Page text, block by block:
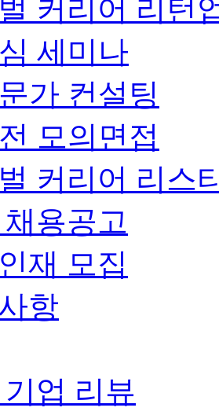
커리어 리턴
세미나
가 컨설팅
모의면접
커리어 리스
용공고
재 모집
항
업 리뷰